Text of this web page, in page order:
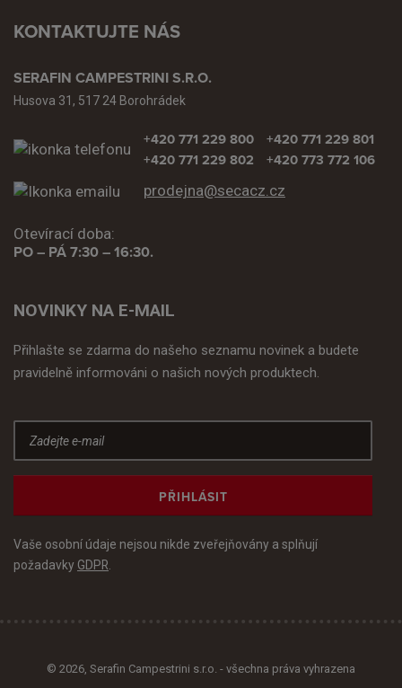
KONTAKTUJTE NÁS
SERAFIN CAMPESTRINI S.R.O.
Husova 31, 517 24 Borohrádek
+420 771 229 800
+420 771 229 802
+420 771 229 801
+420 773 772 106
prodejna@secacz.cz
Otevírací doba:
PO – PÁ 7:30 – 16:30.
NOVINKY NA E-MAIL
Přihlašte se zdarma do našeho seznamu novinek a budete
pravidelně informováni o našich nových produktech.
PŘIHLÁSIT
Vaše osobní údaje nejsou nikde zveřejňovány a splňují
požadavky GDPR.
© 2026, Serafin Campestrini s.r.o. - všechna práva vyhrazena